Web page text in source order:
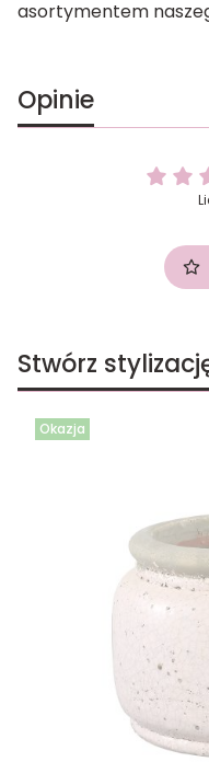
asortymentem
Opinie
Stwórz
Okazja